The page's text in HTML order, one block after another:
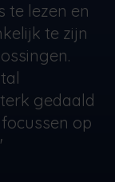
te lezen en
te zijn
gedaald
op